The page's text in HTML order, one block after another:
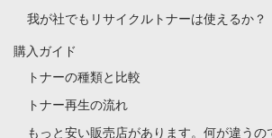
我が社でもリサイクルトナーは使えるか？
購入ガイド
トナーの種類と比較
トナー再生の流れ
もっと安い販売店があります。何が違うの